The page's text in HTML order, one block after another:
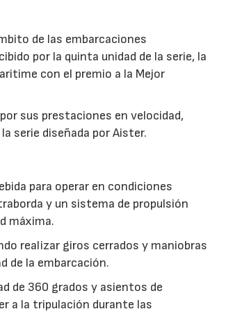
de las embarcaciones
por la quinta unidad de la serie, la
con el premio a la Mejor
sus prestaciones en velocidad,
serie diseñada por Aister.
para operar en condiciones
y un sistema de propulsión
máxima.
realizar giros cerrados y maniobras
de la embarcación.
de 360 grados y asientos de
a la tripulación durante las